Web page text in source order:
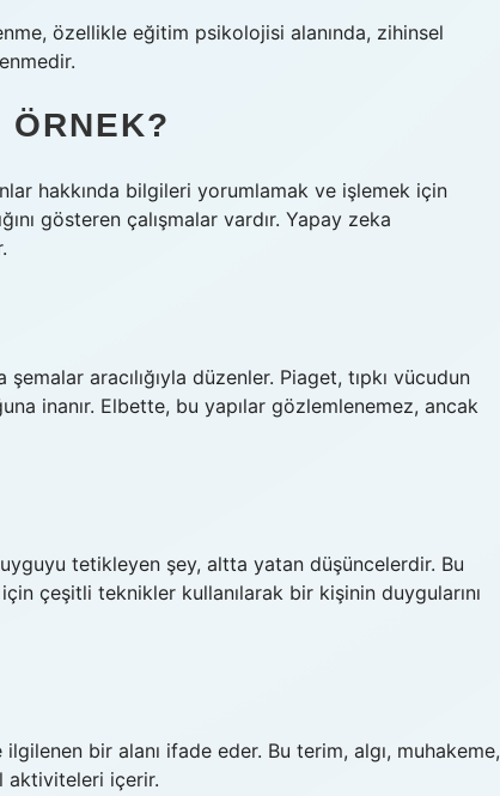
özellikle eğitim psikolojisi alanında, zihinsel
hakkında bilgileri yorumlamak ve işlemek için
gösteren çalışmalar vardır. Yapay zeka
aracılığıyla düzenler. Piaget, tıpkı vücudun
inanır. Elbette, bu yapılar gözlemlenemez, ancak
tetikleyen şey, altta yatan düşüncelerdir. Bu
çeşitli teknikler kullanılarak bir kişinin duygularını
bir alanı ifade eder. Bu terim, algı, muhakeme,
aktiviteleri içerir.